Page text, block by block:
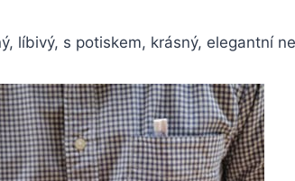
líbivý, s potiskem, krásný, elegantní